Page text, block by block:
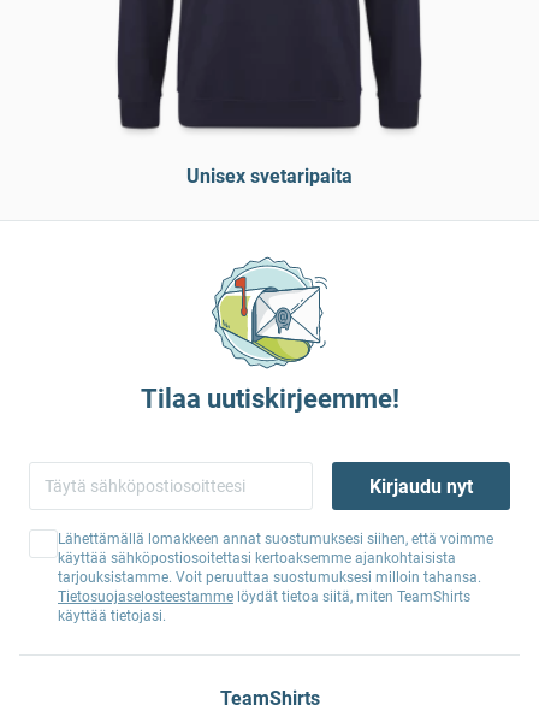
Unisex svetaripaita
Tilaa uutiskirjeemme!
Kirjaudu nyt
Lähettämällä lomakkeen annat suostumuksesi siihen, että voimme
käyttää sähköpostiosoitettasi kertoaksemme ajankohtaisista
tarjouksistamme. Voit peruuttaa suostumuksesi milloin tahansa.
Tietosuojaselosteestamme löydät tietoa siitä, miten TeamShirts
käyttää tietojasi.
TeamShirts